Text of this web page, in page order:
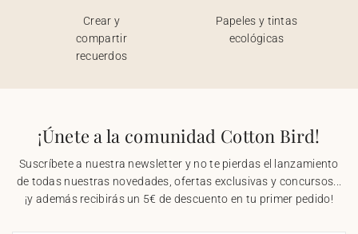
Crear y
compartir
recuerdos
Papeles y tintas
ecológicas
¡Únete a la comunidad Cotton Bird!
Suscríbete a nuestra newsletter y no te pierdas el lanzamiento
de todas nuestras novedades, ofertas exclusivas y concursos...
¡y además recibirás un 5€ de descuento en tu primer pedido!